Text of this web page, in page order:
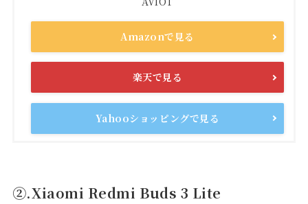
Amazonで見る
楽天で見る
Yahooショッピングで見る
②.Xiaomi Redmi Buds 3 Lite